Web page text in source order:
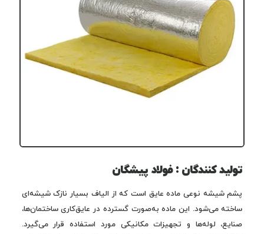
تولید کنندگان : فولاد پیشگان
پشم شیشه نوعی ماده عایق است که از الیاف بسیار نازک شیشه‌ای
ساخته می‌شود. این ماده به‌صورت گسترده در عایق‌کاری ساختمان‌ها،
صنایع، لوله‌ها و تجهیزات مکانیکی مورد استفاده قرار می‌گیرد.